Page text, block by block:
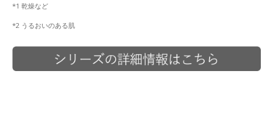
*1 乾燥など
*2 うるおいのある肌